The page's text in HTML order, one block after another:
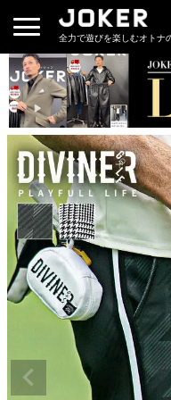
全力で遊びを楽しむオトナ